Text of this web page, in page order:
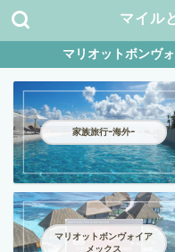
マイル
マリオットボンヴ
家族旅行ｰ海外ｰ
マリオットボンヴォイア
メックス